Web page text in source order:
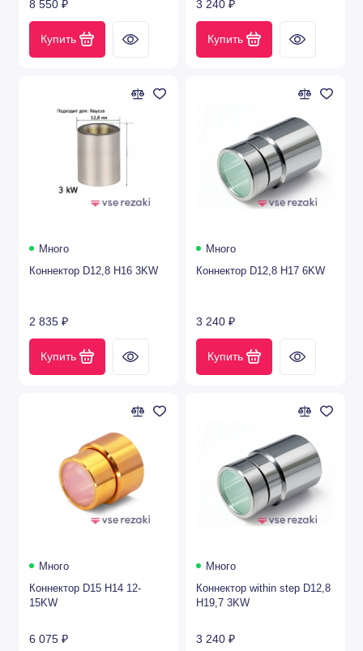
8 550 ₽
Купить
3 240 ₽
Купить
Много
Коннектор D12,8 H16 3KW
2 835 ₽
Купить
Много
Коннектор D12,8 H17 6KW
3 240 ₽
Купить
Много
Коннектор D15 H14 12-
15KW
6 075 ₽
Много
Коннектор within step D12,8
H19,7 3KW
3 240 ₽